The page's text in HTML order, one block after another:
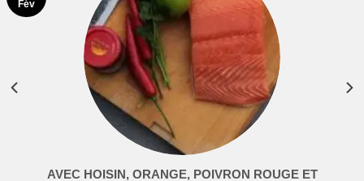
AVEC HOISIN, ORANGE, POIVRON ROUGE ET
Fév